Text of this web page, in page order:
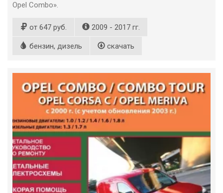
Opel Combo».
от 647 руб. 2009 - 2017 гг.
бензин, дизель скачать